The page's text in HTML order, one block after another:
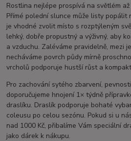
Rostlina nejlépe prospívá na světlém
Přímé polední slunce může listy popálit
je vhodné zvolit místo s rozptýleným
lehký, dobře propustný a výživný, aby
a vzduchu. Zaléváme pravidelně, mezi
necháváme povrch půdy mírně
vrcholů podporuje hustší růst a
Pro zachování sytého zbarvení,
doporučujeme hnojení 1× týdně
draslíku. Draslík podporuje bohaté
coleusu po celou sezónu. Pokud si u
nad 1000 Kč, přibalíme Vám speciální
jako dárek k nákupu.